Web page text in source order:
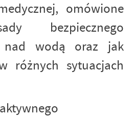
omówione
bezpiecznego
nad wodą oraz jak
różnych sytuacjach